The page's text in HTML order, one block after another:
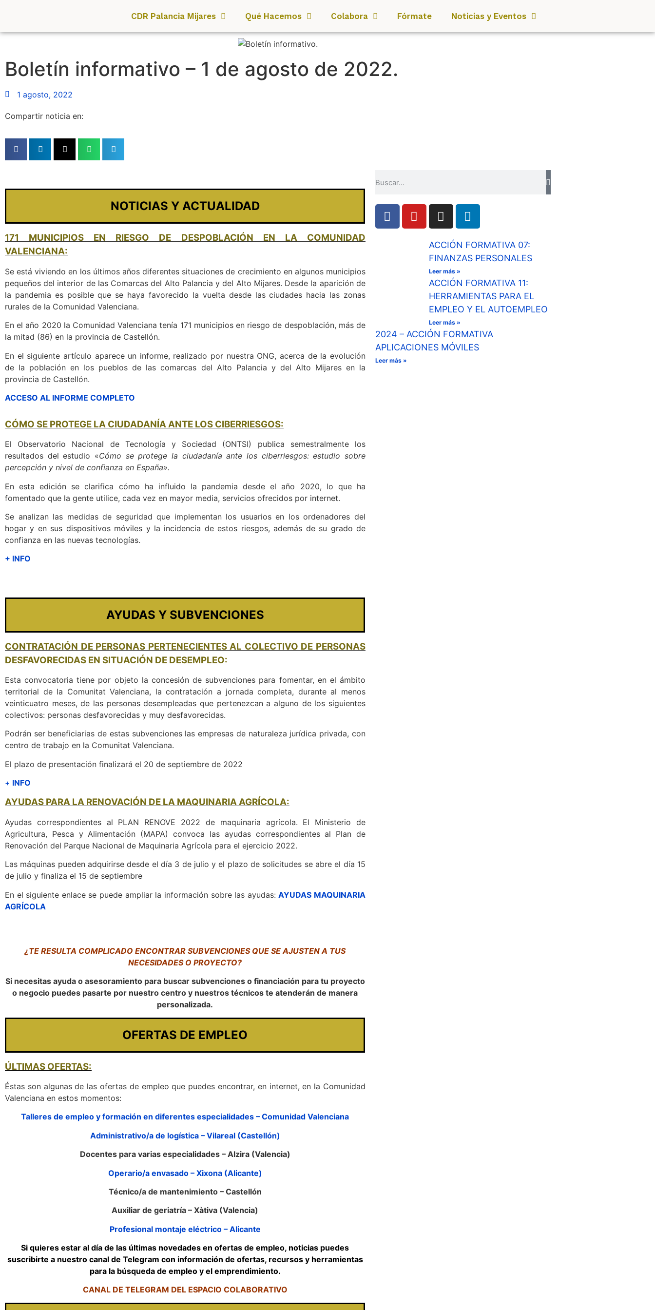
CDR Palancia Mijares Qué Hacemos Colabora Fórmate Noticias y Eventos
Boletín informativo – 1 de agosto de 2022.
1 agosto, 2022
Compartir noticia en:
NOTICIAS Y ACTUALIDAD
171 MUNICIPIOS EN RIESGO DE DESPOBLACIÓN EN LA COMUNIDAD
VALENCIANA:
Se está viviendo en los últimos años diferentes situaciones de crecimiento en algunos municipios
pequeños del interior de las Comarcas del Alto Palancia y del Alto Mijares. Desde la aparición de
la pandemia es posible que se haya favorecido la vuelta desde las ciudades hacia las zonas
rurales de la Comunidad Valenciana.
En el año 2020 la Comunidad Valenciana tenía 171 municipios en riesgo de despoblación, más de
la mitad (86) en la provincia de Castellón.
En el siguiente artículo aparece un informe, realizado por nuestra ONG, acerca de la evolución
de la población en los pueblos de las comarcas del Alto Palancia y del Alto Mijares en la
provincia de Castellón.
ACCESO AL INFORME COMPLETO
CÓMO SE PROTEGE LA CIUDADANÍA ANTE LOS CIBERRIESGOS:
El Observatorio Nacional de Tecnología y Sociedad (ONTSI) publica semestralmente los
resultados del estudio «Cómo se protege la ciudadanía ante los ciberriesgos: estudio sobre
percepción y nivel de confianza en España».
En esta edición se clarifica cómo ha influido la pandemia desde el año 2020, lo que ha
fomentado que la gente utilice, cada vez en mayor media, servicios ofrecidos por internet.
Se analizan las medidas de seguridad que implementan los usuarios en los ordenadores del
hogar y en sus dispositivos móviles y la incidencia de estos riesgos, además de su grado de
confianza en las nuevas tecnologías.
+ INFO
AYUDAS Y SUBVENCIONES
CONTRATACIÓN DE PERSONAS PERTENECIENTES AL COLECTIVO DE PERSONAS
DESFAVORECIDAS EN SITUACIÓN DE DESEMPLEO:
Esta convocatoria tiene por objeto la concesión de subvenciones para fomentar, en el ámbito
territorial de la Comunitat Valenciana, la contratación a jornada completa, durante al menos
veinticuatro meses, de las personas desempleadas que pertenezcan a alguno de los siguientes
colectivos: personas desfavorecidas y muy desfavorecidas.
Podrán ser beneficiarias de estas subvenciones las empresas de naturaleza jurídica privada, con
centro de trabajo en la Comunitat Valenciana.
El plazo de presentación finalizará el 20 de septiembre de 2022
+ INFO
AYUDAS PARA LA RENOVACIÓN DE LA MAQUINARIA AGRÍCOLA:
Ayudas correspondientes al PLAN RENOVE 2022 de maquinaria agrícola. El Ministerio de
Agricultura, Pesca y Alimentación (MAPA) convoca las ayudas correspondientes al Plan de
Renovación del Parque Nacional de Maquinaria Agrícola para el ejercicio 2022.
Las máquinas pueden adquirirse desde el día 3 de julio y el plazo de solicitudes se abre el día 15
de julio y finaliza el 15 de septiembre
En el siguiente enlace se puede ampliar la información sobre las ayudas:AYUDAS MAQUINARIA
AGRÍCOLA
¿TE RESULTA COMPLICADO ENCONTRAR SUBVENCIONES QUE SE AJUSTEN A TUS
NECESIDADES O PROYECTO?
Si necesitas ayuda o asesoramiento para buscar subvenciones o financiación para tu proyecto
o negocio puedes pasarte por nuestro centro y nuestros técnicos te atenderán de manera
personalizada.
OFERTAS DE EMPLEO
ÚLTIMAS OFERTAS:
Éstas son algunas de las ofertas de empleo que puedes encontrar, en internet, en la Comunidad
Valenciana en estos momentos:
Talleres de empleo y formación en diferentes especialidades – Comunidad Valenciana
Administrativo/a de logística – Vilareal (Castellón)
Docentes para varias especialidades – Alzira (Valencia)
Operario/a envasado – Xixona (Alicante)
Técnico/a de mantenimiento – Castellón
Auxiliar de geriatría – Xàtiva (Valencia)
Profesional montaje eléctrico – Alicante
Si quieres estar al día de las últimas novedades en ofertas de empleo, noticias puedes
suscribirte a nuestro canal de Telegram con información de ofertas, recursos y herramientas
para la búsqueda de empleo y el emprendimiento.
CANAL DE TELEGRAM DEL ESPACIO COLABORATIVO
ACCIÓN FORMATIVA 07:
FINANZAS PERSONALES
Leer más »
ACCIÓN FORMATIVA 11:
HERRAMIENTAS PARA EL
EMPLEO Y EL AUTOEMPLEO
Leer más »
2024 – ACCIÓN FORMATIVA
APLICACIONES MÓVILES
Leer más »